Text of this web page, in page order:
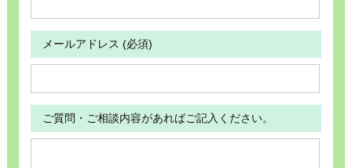
メールアドレス (必須)
ご質問・ご相談内容があればご記入ください。